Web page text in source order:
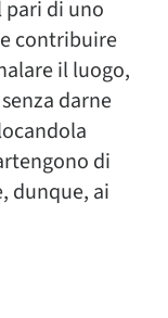
di uno
contribuire
il luogo,
darne
di
dunque, ai